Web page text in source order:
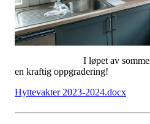
I løpet av sommeren er
en kraftig oppgradering!
Hyttevakter 2023-2024.docx